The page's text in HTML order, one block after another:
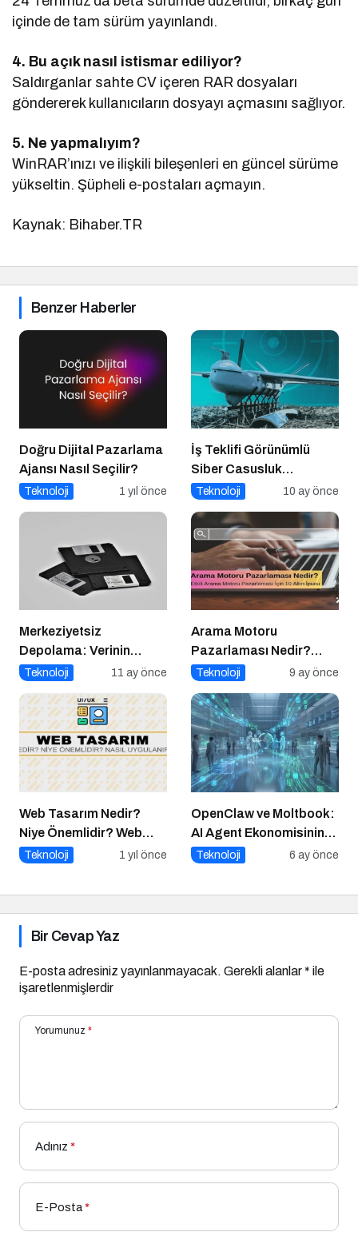
içinde de tam sürüm yayınlandı.
4. Bu açık nasıl istismar ediliyor?
Saldırganlar sahte CV içeren RAR dosyaları
göndererek kullanıcıların dosyayı açmasını sağlıyor.
5. Ne yapmalıyım?
WinRAR’ınızı ve ilişkili bileşenleri en güncel sürüme
yükseltin. Şüpheli e-postaları açmayın.
Kaynak: Bihaber.TR
Benzer Haberler
Doğru Dijital Pazarlama
Ajansı Nasıl Seçilir?
Teknoloji 1 yıl önce
İş Teklifi Görünümlü
Siber Casusluk
Operasyonu
Teknoloji 10 ay önce
Merkeziyetsiz
Depolama: Verinin
Geleceği Web3 ile
Teknoloji 11 ay önce
Arama Motoru
Pazarlaması Nedir?
Etkili Arama Motoru
Altın İpucu
Teknoloji 9 ay önce
Web Tasarım Nedir?
Niye Önemlidir? Web
Tasarım Nasıl Yapılır?
Teknoloji 1 yıl önce
OpenClaw ve Moltbook:
AI Agent Ekonomisinin
İlk Altyapıları
Teknoloji 6 ay önce
Bir Cevap Yaz
E-posta adresiniz yayınlanmayacak. Gerekli alanlar* ile
işaretlenmişlerdir
Yorumunuz *
Adınız *
E-Posta*